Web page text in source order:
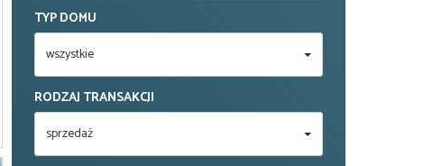
TYP DOMU
wszystkie
RODZAJ TRANSAKCJI
sprzedaż